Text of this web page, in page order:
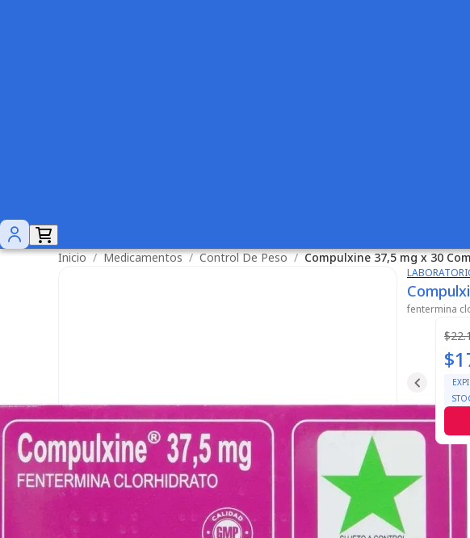
Inicio / Medicamentos / Control De Peso / Compulxine 37,5 mg x 30
fentermina